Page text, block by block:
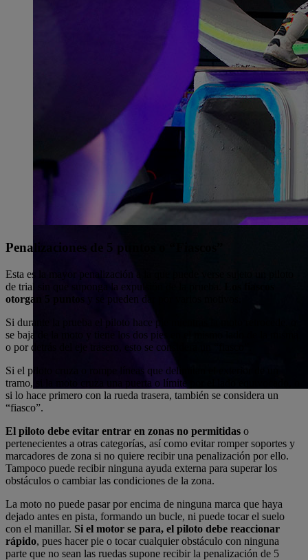
Penalizaciones de 5 puntos o “Fiascos”
Esta es la mayor penalización a la que puede verse sujeto un piloto
de trial sin que suponga la expulsión de la prueba.
otorgan 5 puntos y se pueden dar por varios motivos.
Si durante la prueba el piloto hace pie mientras la moto retrocede, o
se baja de la moto y tiene los dos pies en el mismo lado de la misma
o por detrás del eje trasero, esto se considera un “fiasco”.
Si el piloto cruza o rompe líneas que delimitan el exterior de un
tramo, si la moto cruza una puerta o límite por el lado equivocado, o
si lo hace primero con la rueda trasera, también se considera un
“fiasco”.
El piloto debe evitar entrar en zonas no permitidas o
pertenecientes a otras categorías, así como evitar romper soportes y
marcadores de zona si no quiere recibir una penalización por ello.
Tampoco puede recibir ninguna ayuda externa para superar los
obstáculos o cambiar las condiciones de la zona.
La moto no puede pasar por encima de ninguna marca que haya
dejado antes en pista, formando un bucle, ni puede tocar el suelo
con el manillar. Si el motor se para, el piloto debe reaccionar
rápido, pues hacer pie o tocar cualquier obstáculo con ninguna
parte que no sean las ruedas supone recibir la penalización de 5